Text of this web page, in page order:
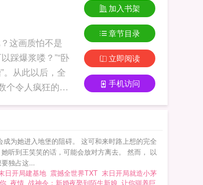
这画质怕不是
踩爆浆喽？”“卧
从此以后，全
个令人疯狂的大
加入书架
章节目录
立即阅读
手机访问
为她进入地堡的阻碍。 这可和来时路上想的完全
听到王笑笑的话，可能会放对方离去。 然而， 以
独占这...
日开局建基地 震撼全世界TXT 末日开局就造小茅
夜情 战神令：新婚夜娶到陌生新娘 让你驯养巨